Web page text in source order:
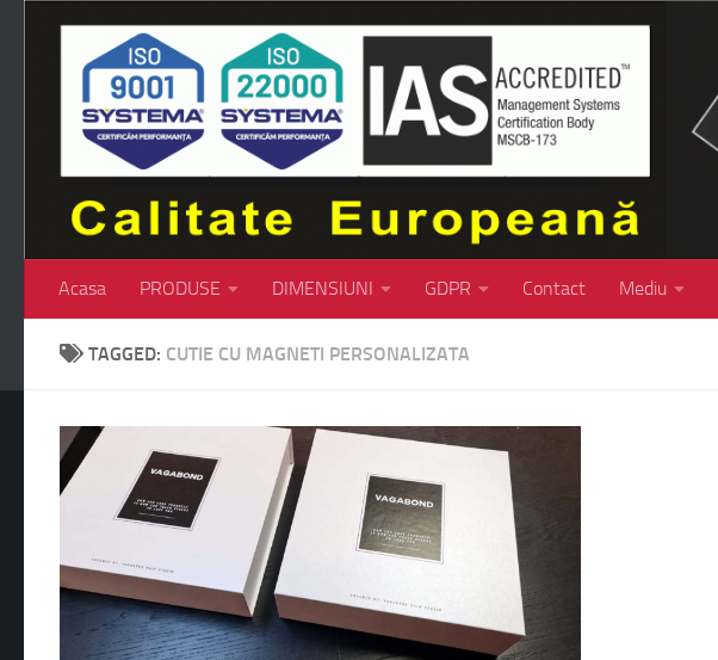
Skip to content
Acasa PRODUSE DIMENSIUNI GDPR Contact Mediu
TAGGED: CUTIE CU MAGNETI PERSONALIZATA